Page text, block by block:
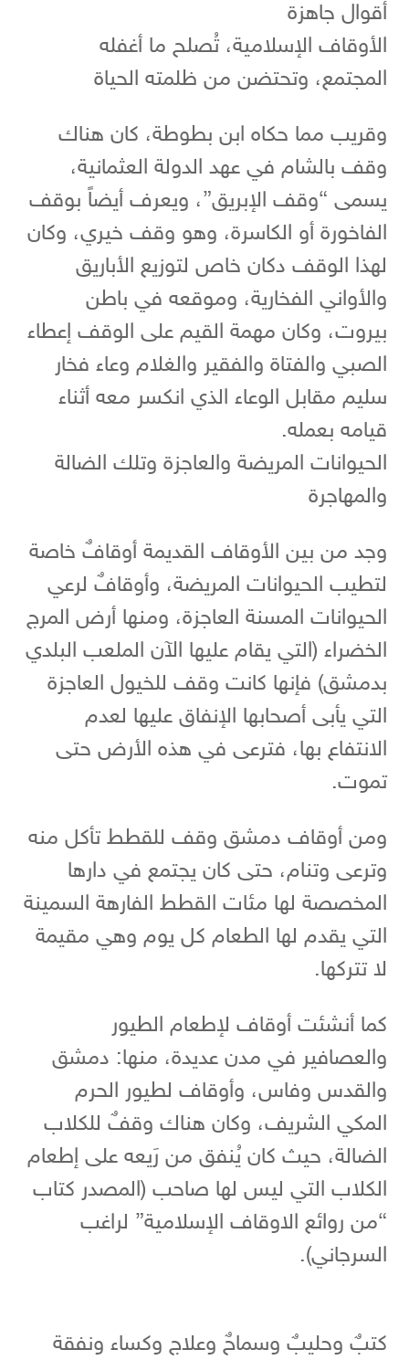
أقوال جاهزة
الأوقاف الإسلامية، تُصلح ما أغفله
المجتمع، وتحتضن من ظلمته الحياة
وقريب مما حكاه ابن بطوطة، كان هناك
وقف بالشام في عهد الدولة العثمانية،
يسمى “وقف الإبريق”، ويعرف أيضاً بوقف
الفاخورة أو الكاسرة، وهو وقف خيري، وكان
لهذا الوقف دكان خاص لتوزيع الأباريق
والأواني الفخارية، وموقعه في باطن
بيروت، وكان مهمة القيم على الوقف إعطاء
الصبي والفتاة والفقير والغلام وعاء فخار
سليم مقابل الوعاء الذي انكسر معه أثناء
قيامه بعمله.
الحيوانات المريضة والعاجزة وتلك الضالة
والمهاجرة
وجد من بين الأوقاف القديمة أوقافٌ خاصة
لتطيب الحيوانات المريضة، وأوقافٌ لرعي
الحيوانات المسنة العاجزة، ومنها أرض المرج
الخضراء (التي يقام عليها الآن الملعب البلدي
بدمشق) فإنها كانت وقف للخيول العاجزة
التي يأبى أصحابها الإنفاق عليها لعدم
الانتفاع بها، فترعى في هذه الأرض حتى
تموت.
ومن أوقاف دمشق وقف للقطط تأكل منه
وترعى وتنام، حتى كان يجتمع في دارها
المخصصة لها مئات القطط الفارهة السمينة
التي يقدم لها الطعام كل يوم وهي مقيمة
لا تتركها.
كما أنشئت أوقاف لإطعام الطيور
والعصافير في مدن عديدة، منها: دمشق
والقدس وفاس، وأوقاف لطيور الحرم
المكي الشريف، وكان هناك وقفٌ للكلاب
الضالة، حيث كان يُنفق من رَيعه على إطعام
الكلاب التي ليس لها صاحب (المصدر كتاب
“من روائع الاوقاف الإسلامية” لراغب
السرجاني).
كتبٌ وحليبٌ وسماحٌ وعلاج وكساء ونفقة